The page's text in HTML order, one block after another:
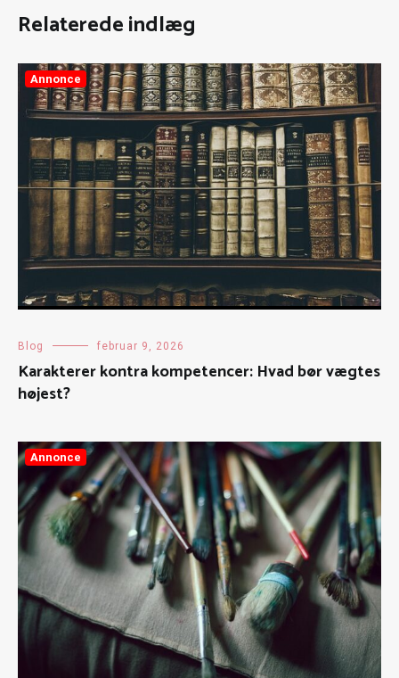
Relaterede indlæg
Annonce
Blog februar 9, 2026
Karakterer kontra kompetencer: Hvad bør vægtes
højest?
Annonce